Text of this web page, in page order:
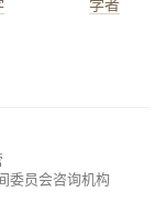
学者
委员会咨询机构